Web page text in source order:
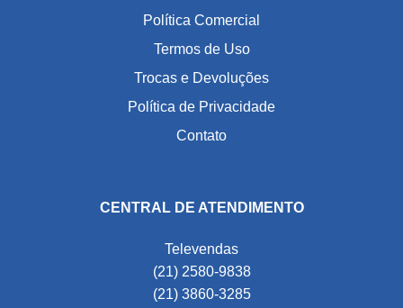
Política Comercial
Termos de Uso
Trocas e Devoluções
Política de Privacidade
Contato
CENTRAL DE ATENDIMENTO
Televendas
(21) 2580-9838
(21) 3860-3285